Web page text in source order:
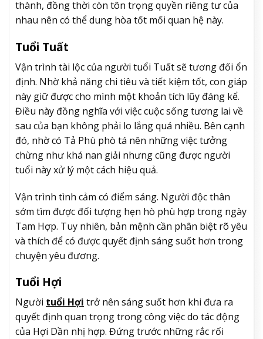
thành, đồng thời còn tôn trọng quyền riêng tư của
nhau nên có thể dung hòa tốt mối quan hệ này.
Tuổi Tuất
Vận trình tài lộc của người tuổi Tuất sẽ tương đối ổn
định. Nhờ khả năng chi tiêu và tiết kiệm tốt, con giáp
này giữ được cho mình một khoản tích lũy đáng kể.
Điều này đồng nghĩa với việc cuộc sống tương lai về
sau của bạn không phải lo lắng quá nhiều. Bên cạnh
đó, nhờ có Tả Phù phò tá nên những việc tưởng
chừng như khá nan giải nhưng cũng được người
tuổi này xử lý một cách hiệu quả.
Vận trình tình cảm có điểm sáng. Người độc thân
sớm tìm được đối tượng hẹn hò phù hợp trong ngày
Tam Hợp. Tuy nhiên, bản mệnh cần phân biệt rõ yêu
và thích để có được quyết định sáng suốt hơn trong
chuyện yêu đương.
Tuổi Hợi
Người tuổi Hợi trở nên sáng suốt hơn khi đưa ra
quyết định quan trọng trong công việc do tác động
của Hợi Dần nhị hợp. Đứng trước những rắc rối